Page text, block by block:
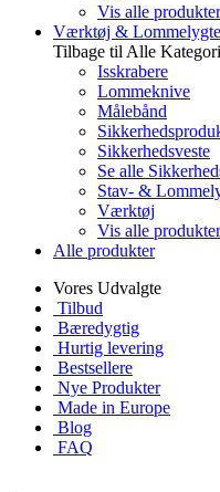
Vis alle produkter
Værktøj &
Tilbage til Alle
Isskrabere
Lommeknive
Målebånd
Sikkerhedsveste
Se alle
Stav- &
Værktøj
Vis alle produkter
Alle produkter
Vores Udvalgte
Tilbud
Bæredygtig
Hurtig levering
Bestsellere
Nye Produkter
Made in Europe
Blog
FAQ